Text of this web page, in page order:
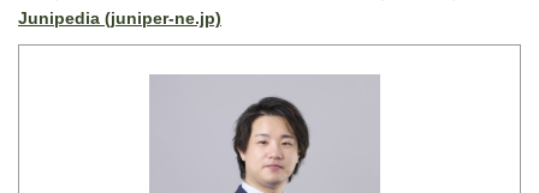
Junipedia (juniper-ne.jp)